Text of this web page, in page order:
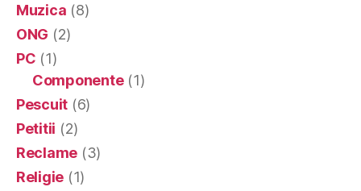
Muzica (8)
ONG (2)
PC (1)
Componente(1)
Pescuit (6)
Petitii (2)
Reclame (3)
Religie (1)